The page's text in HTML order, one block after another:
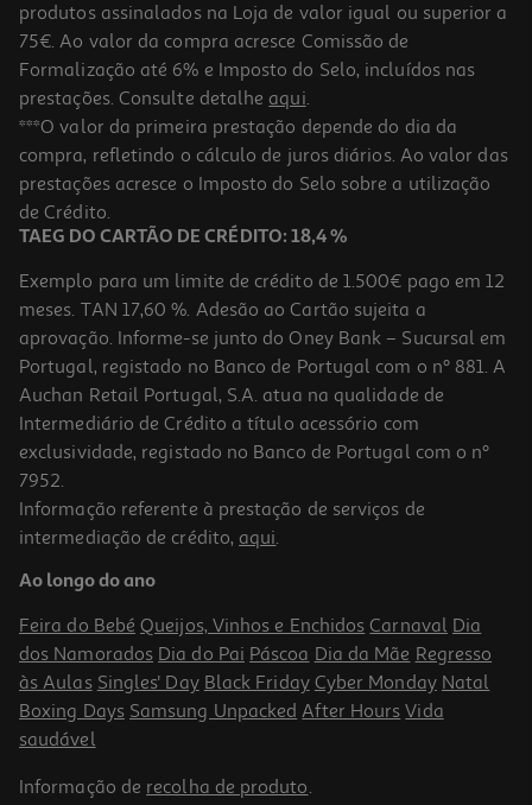
produtos assinalados na Loja de valor igual ou superior a
75€. Ao valor da compra acresce Comissão de
Formalização até 6% e Imposto do Selo, incluídos nas
prestações. Consulte detalhe aqui.
***O valor da primeira prestação depende do dia da
compra, refletindo o cálculo de juros diários. Ao valor das
prestações acresce o Imposto do Selo sobre a utilização
de Crédito.
TAEG DO CARTÃO DE CRÉDITO: 18,4 %
Exemplo para um limite de crédito de 1.500€ pago em 12
meses. TAN 17,60 %. Adesão ao Cartão sujeita a
aprovação. Informe-se junto do Oney Bank – Sucursal em
Portugal, registado no Banco de Portugal com o nº 881. A
Auchan Retail Portugal, S.A. atua na qualidade de
Intermediário de Crédito a título acessório com
exclusividade, registado no Banco de Portugal com o nº
7952.
Informação referente à prestação de serviços de
intermediação de crédito, aqui.
Ao longo do ano
Feira do Bebé Queijos, Vinhos e Enchidos Carnaval Dia
dos Namorados Dia do Pai Páscoa Dia da Mãe Regresso
às Aulas Singles' Day Black Friday Cyber Monday Natal
Boxing Days Samsung Unpacked After Hours Vida
saudável
Informação de recolha de produto.